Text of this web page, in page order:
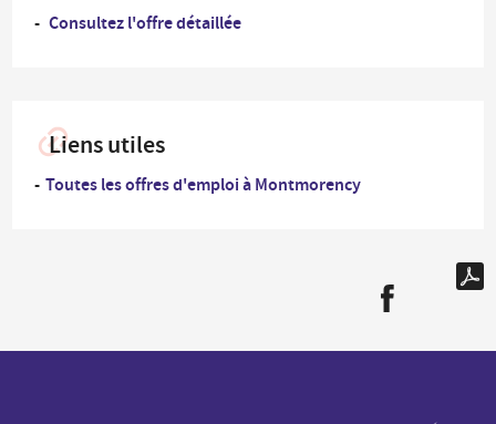
Consultez l'offre détaillée
Liens utiles
Toutes les offres d'emploi à Montmorency